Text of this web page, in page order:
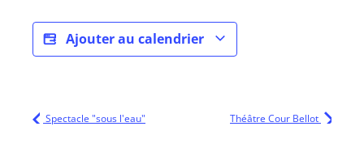
Ajouter au calendrier
Spectacle "sous l'eau" Théâtre Cour Bellot